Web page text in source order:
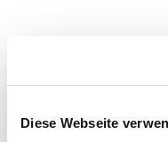
Diese Webseite